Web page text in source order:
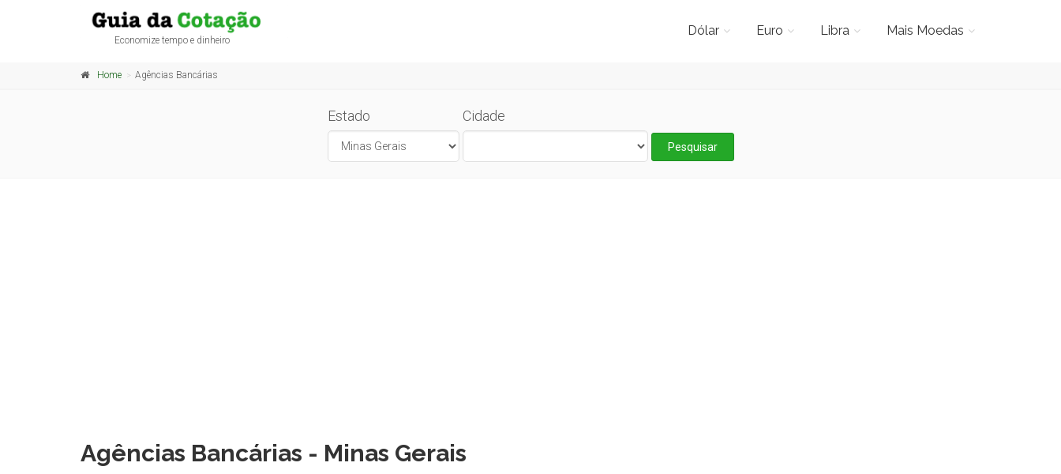
Economize tempo e dinheiro
Dólar Euro Libra Mais Moedas
Home Agências Bancárias
Estado Cidade
Pesquisar
Agências Bancárias - Minas Gerais